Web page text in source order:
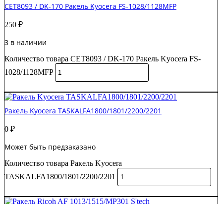
CET8093 / DK-170 Ракель Kyocera FS-1028/1128MFP
250 ₽
3 в наличии
Количество товара CET8093 / DK-170 Ракель Kyocera FS-
1028/1128MFP
Ракель Kyocera TASKALFA1800/1801/2200/2201
0 ₽
Может быть предзаказано
Количество товара Ракель Kyocera
TASKALFA1800/1801/2200/2201